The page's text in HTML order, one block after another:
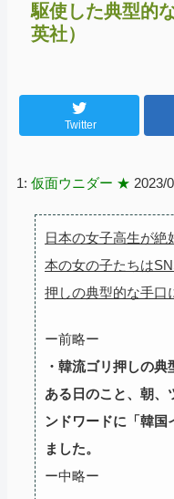
駆使した典型的
英社）
Twitter
1: 仮面ウニダー ★ 2023/
日本の女子高生が絶
本の女の子たちは
押しの典型的な手口
ー前略ー
・韓流ゴリ押しの典
ある日のこと、朝、
ンドワードに「韓国
ました。
ー中略ー